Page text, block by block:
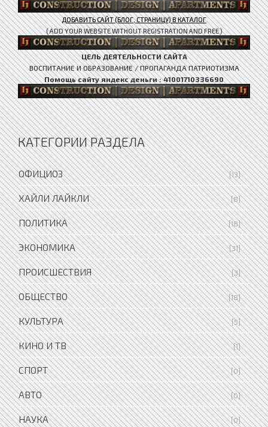
ДОБАВИТЬ САЙТ (БЛОГ, СТРАНИЦУ) В КАТАЛОГ
( ADD YOUR WEBSITE WITHOUT REGISTRATION AND FREE )
ЦЕЛЬ ДЕЯТЕЛЬНОСТИ САЙТА
ВОСПИТАНИЕ И ОБРАЗОВАНИЕ / ПРОПАГАНДА ПАТРИОТИЗМА
Помощь сайту яндекс деньги : 41001710336690
КАТЕГОРИИ РАЗДЕЛА
ОФИЦИОЗ [13]
ХАЙЛИ ЛАЙКЛИ [8]
ПОЛИТИКА [18]
ЭКОНОМИКА [31]
ПРОИСШЕСТВИЯ [3]
ОБЩЕСТВО [18]
КУЛЬТУРА [5]
КИНО И ТВ [1]
СПОРТ [0]
АВТО [0]
НАУКА [0]